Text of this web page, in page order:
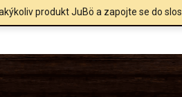
produkt JuBö a zapojte se do